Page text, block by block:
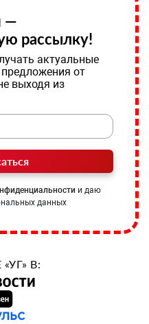
—
рассылку!
актуальные
от
выходя из
и даю
данных
В: